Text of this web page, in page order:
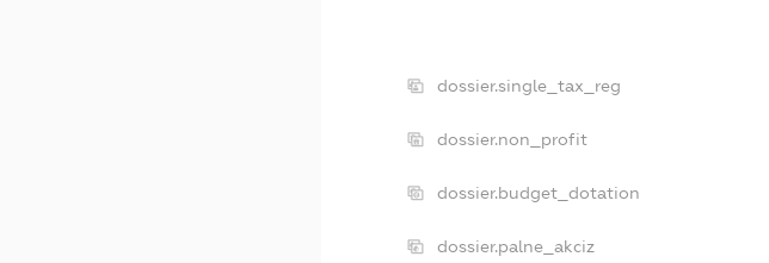
dossier.single_tax_reg
dossier.non_profit
dossier.budget_dotation
dossier.palne_akciz